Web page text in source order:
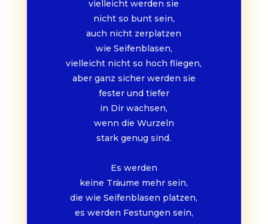
vielleicht werden sie
nicht so bunt sein,
auch nicht zerplatzen
wie Seifenblasen,
vielleicht nicht so hoch fliegen,
aber ganz sicher werden sie
fester und tiefer
in Dir wachsen,
wenn die Wurzeln
stark genug sind.
Es werden
keine Träume mehr sein,
die wie Seifenblasen platzen,
es werden Festungen sein,